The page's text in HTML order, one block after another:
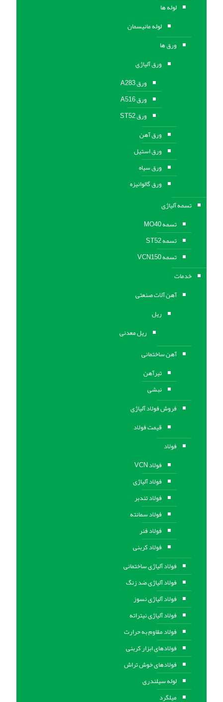
لوله ها
لوله مانیسمان
ورق ها
ورق آلیاژی
ورق A283
ورق A516
ورق ST52
ورق آهن
ورق استیل
ورق سیاه
ورق گالوانیزه
تسمه آلیاژی
تسمه MO40
تسمه ST52
تسمه VCN150
خدمات
آهن آلات صنعتی
ریل
ریل معدنی
آهن ساختمانی
تیرآهن
نبشی
فروش فولاد آلیاژی
قیمت فولاد
فولاد
فولاد VCN
فولاد آلیاژی
فولاد تندبر
فولاد سمانته
فولاد فنر
فولاد کربنی
فولاد آلیاژی ساختمانی
فولاد آلیاژی ضد زنگ
فولاد آلیاژی نسوز
فولاد آلیاژی نیتراته
فولاد مقاوم به حرارت
فولادهای ابزار کربنی
فولادهای خوش تراش
لوله سیلندری
میلگرد